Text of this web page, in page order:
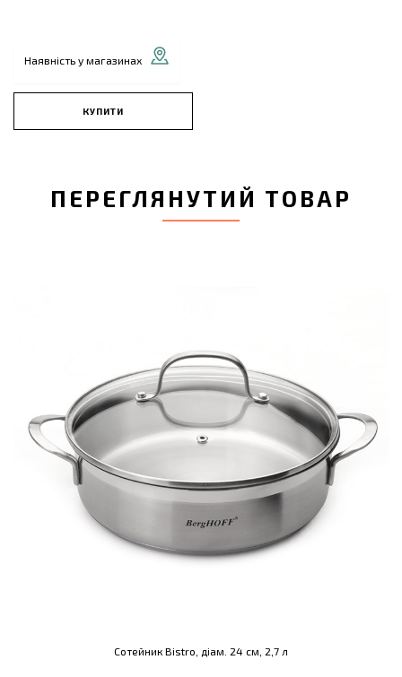
Наявність у магазинах
КУПИТИ
ПЕРЕГЛЯНУТИЙ ТОВАР
Сотейник Bistro, діам. 24 см, 2,7 л